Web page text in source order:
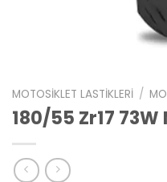
MOTOSIKLET LASTIKLERI /
180/55 Zr17